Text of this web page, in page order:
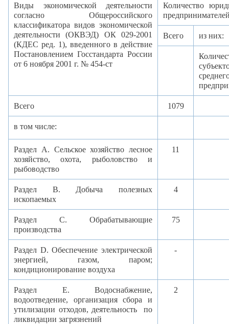
Виды экономической деятельности
согласно Общероссийского
классификатора видов экономической
деятельности (ОКВЭД) ОК 029-2001
(КДЕС ред. 1), введенного в действие
Постановлением Госстандарта России
от 6 ноября 2001 г. № 454-ст
Количество
Всего из них:
Всего 1079
в том числе:
Раздел А. Сельское хозяйство лесное
хозяйство, охота, рыболовство и
рыбоводство
11
Раздел B. Добыча полезных
ископаемых
4
Раздел C. Обрабатывающие
производства
75
Раздел D. Обеспечение электрической
энергией, газом, паром;
кондиционирование воздуха
-
Раздел E. Водоснабжение,
водоотведение, организация сбора и
утилизации отходов, деятельность по
ликвидации загрязнений
2